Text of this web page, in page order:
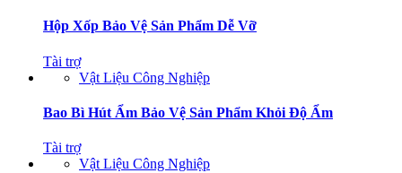
Hộp Xốp Bảo Vệ Sản Phẩm Dễ Vỡ
Tài trợ
Vật Liệu Công Nghiệp
Bao Bì Hút Ẩm Bảo Vệ Sản Phẩm Khỏi Độ Ẩm
Tài trợ
Vật Liệu Công Nghiệp